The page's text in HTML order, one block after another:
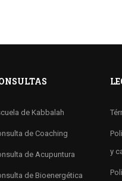
de Kabbalah
de Coaching
de Acupuntura
de Bioenergética
y